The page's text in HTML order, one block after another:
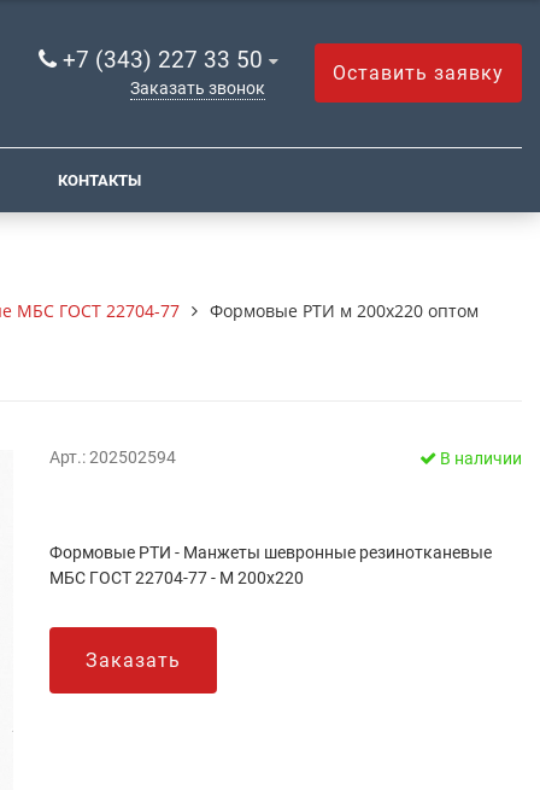
+7 (343) 227 33 50
Заказать звонок
Оставить заявку
КОНТАКТЫ
МБС ГОСТ 22704-77 Формовые РТИ м 200х220 оптом
Арт.: 202502594 В наличии
Формовые РТИ - Манжеты шевронные резинотканевые
МБС ГОСТ 22704-77 - М 200х220
Заказать